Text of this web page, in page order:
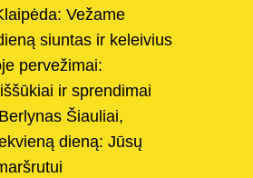
Vežame
siuntas ir keleivius
pervežimai:
ir sprendimai
Šiauliai,
dieną: Jūsų